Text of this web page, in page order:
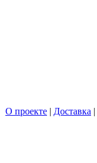
О проекте | Доставка |